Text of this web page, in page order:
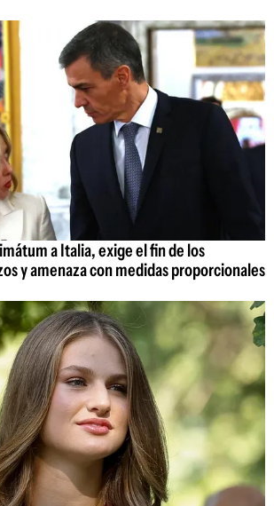
a Italia, exige el fin de los
y amenaza con medidas proporcionales